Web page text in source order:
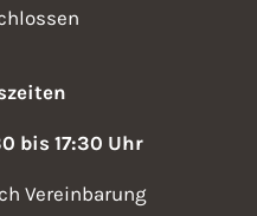
bis 17:30 Uhr
Vereinbarung